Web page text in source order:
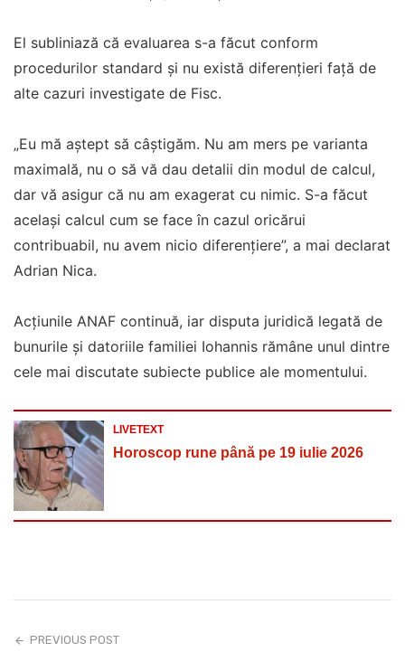
El subliniază că evaluarea s-a făcut conform
procedurilor standard și nu există diferențieri față de
alte cazuri investigate de Fisc.
„Eu mă aştept să câştigăm. Nu am mers pe varianta
maximală, nu o să vă dau detalii din modul de calcul,
dar vă asigur că nu am exagerat cu nimic. S-a făcut
acelaşi calcul cum se face în cazul oricărui
contribuabil, nu avem nicio diferenţiere”, a mai declarat
Adrian Nica.
Acțiunile ANAF continuă, iar disputa juridică legată de
bunurile și datoriile familiei Iohannis rămâne unul dintre
cele mai discutate subiecte publice ale momentului.
LIVETEXT
Horoscop rune până pe 19 iulie 2026
PREVIOUS POST